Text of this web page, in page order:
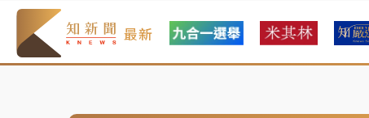
最新